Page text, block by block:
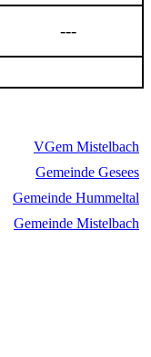
---
VGem Mistelbach
Gemeinde Gesees
Gemeinde Hummeltal
Gemeinde Mistelbach